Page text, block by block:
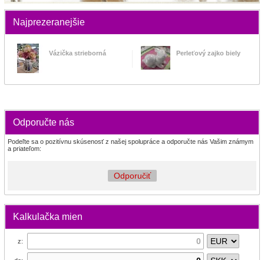
Najprezeranejšie
Vázička strieborná Perleťový zajko biely
Odporučte nás
Podeľte sa o pozitívnu skúsenosť z našej spolupráce a odporučte nás Vašim známym
a priateľom:
Odporučiť
Kalkulačka mien
z: